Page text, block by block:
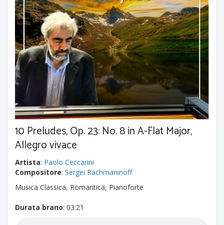
10 Preludes, Op. 23: No. 8 in A-Flat Major,
Allegro vivace
Artista: Paolo Ceccarini
Compositore: Sergei Rachmaninoff
Musica Classica, Romantica, Pianoforte
Durata brano: 03:21